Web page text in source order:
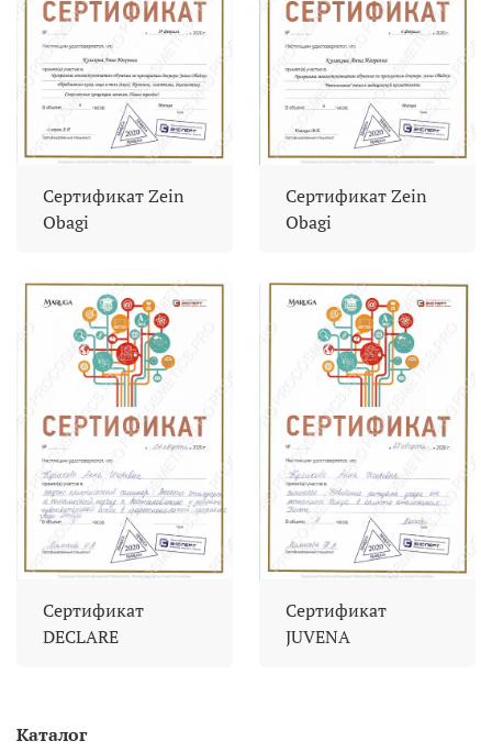
Сертификат Zein
Obagi
Сертификат Zein
Obagi
Сертификат
DECLARE
Сертификат
JUVENA
Каталог